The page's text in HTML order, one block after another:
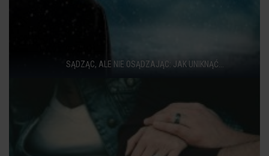
SĄDZĄC, ALE NIE OSĄDZAJĄC: JAK UNIKNĄĆ...